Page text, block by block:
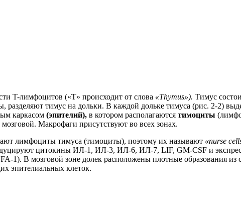
T-лимфоцитов («Т» происходит от слова «Thymus»). Тимус
разделяют тимус на дольки. В каждой дольке тимуса (рис. 2-2)
каркасом (эпителий), в котором располагаются тимоциты
Макрофаги присутствуют во всех зонах.
лимфоциты тимуса (тимоциты), поэтому их называют «nurse
цитокины ИЛ-1, ИЛ-3, ИЛ-6, ИЛ-7, LIF, GM-CSF и
1). В мозговой зоне долек расположены плотные образования
эпителиальных клеток.